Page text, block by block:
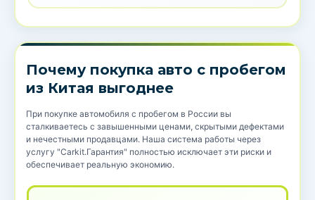
Почему покупка авто с пробегом
из Китая выгоднее
При покупке автомобиля с пробегом в России вы
сталкиваетесь с завышенными ценами, скрытыми дефектами
и нечестными продавцами. Наша система работы через
услугу "Carkit.Гарантия" полностью исключает эти риски и
обеспечивает реальную экономию.